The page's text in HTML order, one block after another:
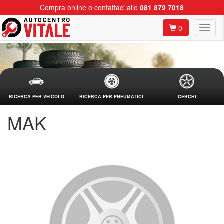
Compra online o contattaci allo 081 879 7018
0
RICERCA PER VEICOLO RICERCA PER PNEUMATICI CERCHI
MAK